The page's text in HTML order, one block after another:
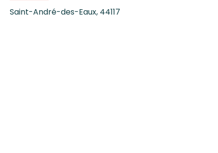
Saint-André-des-Eaux, 44117